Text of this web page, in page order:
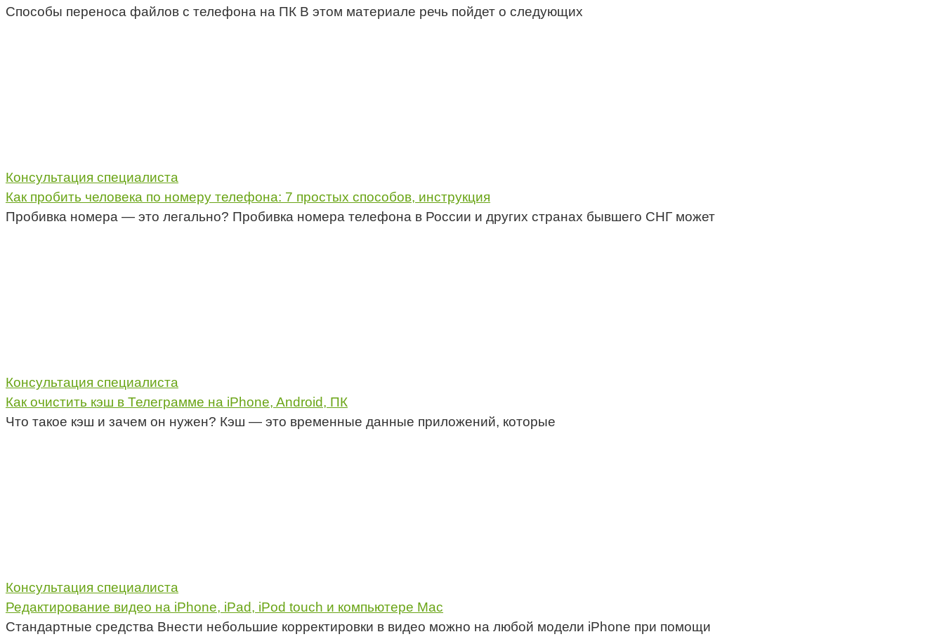
Способы переноса файлов с телефона на ПК В этом материале речь пойдет о следующих
Консультация специалиста
Как пробить человека по номеру телефона: 7 простых способов, инструкция
Пробивка номера — это легально? Пробивка номера телефона в России и других странах бывшего СНГ может
Консультация специалиста
Как очистить кэш в Телеграмме на iPhone, Android, ПК
Что такое кэш и зачем он нужен? Кэш — это временные данные приложений, которые
Консультация специалиста
Редактирование видео на iPhone, iPad, iPod touch и компьютере Mac
Стандартные средства Внести небольшие корректировки в видео можно на любой модели iPhone при помощи